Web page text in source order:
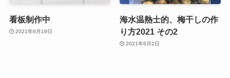
看板制作中
2021年6月19日
海水温熱士的、梅干しの作
り方2021 その2
2021年6月2日